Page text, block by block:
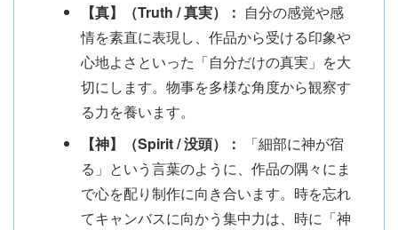
【真】（Truth / 真実）： 自分の感覚や感
情を素直に表現し、作品から受ける印象や
心地よさといった「自分だけの真実」を大
切にします。物事を多様な角度から観察す
る力を養います。
【神】（Spirit / 没頭）：
「細部に神が宿
る」という言葉のように、作品の隅々にま
で心を配り制作に向き合います。時を忘れ
てキャンバスに向かう集中力は、時に「神